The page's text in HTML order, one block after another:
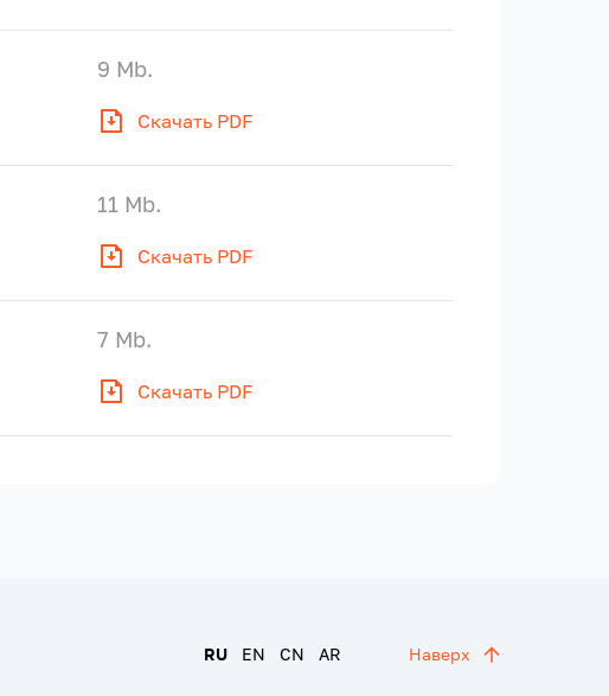
Скачать PDF
9 Mb.
Скачать PDF
11 Mb.
Скачать PDF
7 Mb.
RU EN CN AR Наверх